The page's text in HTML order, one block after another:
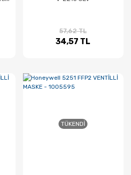
57,62 TL
34,57 TL
TÜKENDI